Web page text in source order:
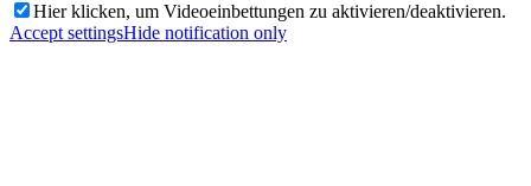
Hier klicken, um Videoeinbettungen zu aktivieren/deaktivieren.
Accept settingsHide notification only